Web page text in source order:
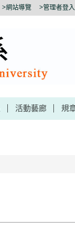
>網站導覽 >管理者登入
活動藝廊 規